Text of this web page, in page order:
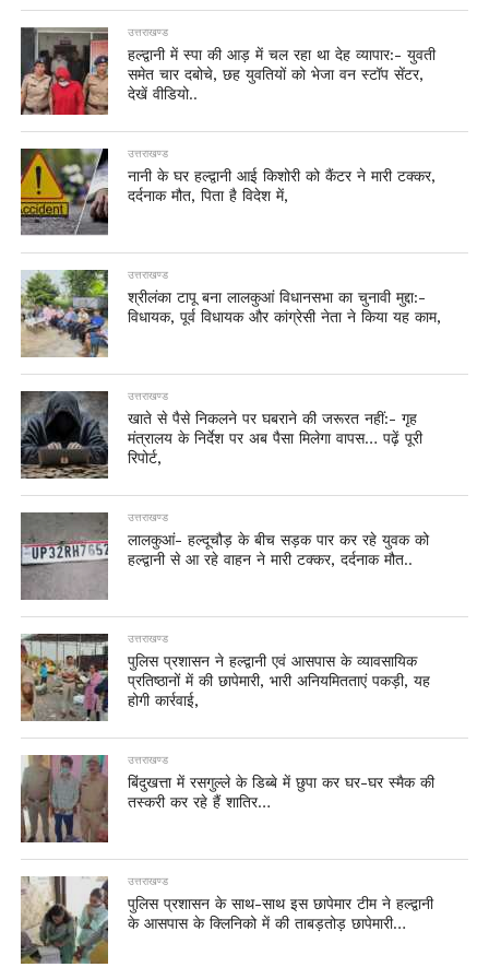
उत्तराखण्ड
हल्द्वानी में स्पा की आड़ में चल रहा था देह व्यापार:- युवती
समेत चार दबोचे, छह युवतियों को भेजा वन स्टॉप सेंटर,
देखें वीडियो..
उत्तराखण्ड
नानी के घर हल्द्वानी आई किशोरी को कैंटर ने मारी टक्कर,
दर्दनाक मौत, पिता है विदेश में,
उत्तराखण्ड
श्रीलंका टापू बना लालकुआं विधानसभा का चुनावी मुद्दा:-
विधायक, पूर्व विधायक और कांग्रेसी नेता ने किया यह काम,
उत्तराखण्ड
खाते से पैसे निकलने पर घबराने की जरूरत नहीं:- गृह
मंत्रालय के निर्देश पर अब पैसा मिलेगा वापस… पढ़ें पूरी
रिपोर्ट,
उत्तराखण्ड
लालकुआं- हल्दूचौड़ के बीच सड़क पार कर रहे युवक को
हल्द्वानी से आ रहे वाहन ने मारी टक्कर, दर्दनाक मौत..
उत्तराखण्ड
पुलिस प्रशासन ने हल्द्वानी एवं आसपास के व्यावसायिक
प्रतिष्ठानों में की छापेमारी, भारी अनियमितताएं पकड़ी, यह
होगी कार्रवाई,
उत्तराखण्ड
बिंदुखत्ता में रसगुल्ले के डिब्बे में छुपा कर घर-घर स्मैक की
तस्करी कर रहे हैं शातिर…
उत्तराखण्ड
पुलिस प्रशासन के साथ-साथ इस छापेमार टीम ने हल्द्वानी
के आसपास के क्लिनिको में की ताबड़तोड़ छापेमारी…